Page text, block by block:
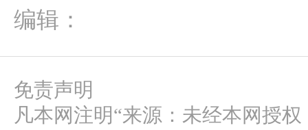
编辑：
免责声明
凡本网注明“来源：未经本网授